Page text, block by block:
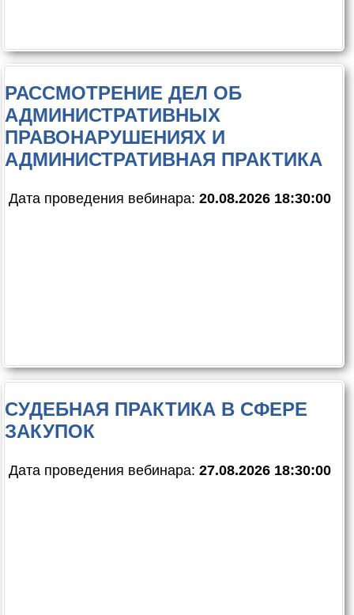
РАССМОТРЕНИЕ ДЕЛ ОБ
АДМИНИСТРАТИВНЫХ
ПРАВОНАРУШЕНИЯХ И
АДМИНИСТРАТИВНАЯ ПРАКТИКА
Дата проведения вебинара: 20.08.2026 18:30:00
СУДЕБНАЯ ПРАКТИКА В СФЕРЕ
ЗАКУПОК
Дата проведения вебинара: 27.08.2026 18:30:00